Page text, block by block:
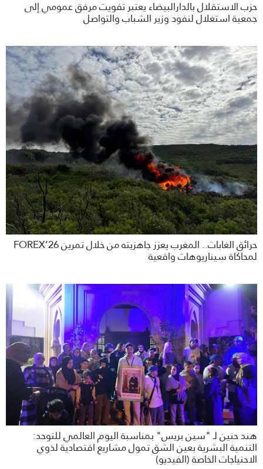
حزب الاستقلال بالدارالبيضاء يعتبر تفويت مرفق عمومي إلى
جمعية استغلال لنفود وزير الشباب والتواصل
حرائق الغابات.. المغرب يعزز جاهزيته من خلال تمرين FOREX’26
لمحاكاة سيناريوهات واقعية
هند حنين لـ "سين بريس" بمناسبة اليوم العالمي للتوحد:
التنمية البشرية بعين الشق تمول مشاريع اقتصادية لذوي
الاحنياجات الخاصة (الفيديو)